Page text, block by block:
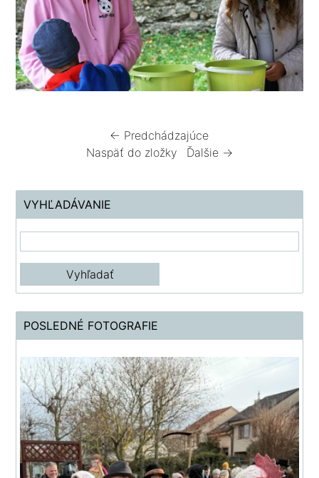
← Predchádzajúce
Naspäť do zložky
Ďalšie →
VYHĽADÁVANIE
POSLEDNÉ FOTOGRAFIE